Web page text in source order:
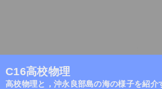
C16高校物理
高校物理と，沖永良部島の海の様子を紹